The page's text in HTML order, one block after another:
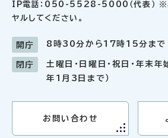
IP電話：050-5528-5000（代表） ※
ヤルしてください。
開庁 8時30分から17時15分まで
閉庁
土曜日・日曜日・祝日・年末
年1月3日まで）
お問い合わせ